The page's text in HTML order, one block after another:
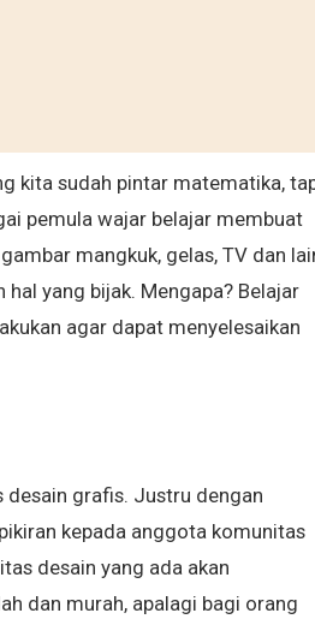
kita sudah pintar matematika,
pemula wajar belajar membuat
mangkuk, gelas, TV dan
yang bijak. Mengapa? Belajar
agar dapat menyelesaikan
grafis. Justru dengan
kepada anggota komunitas
desain yang ada akan
dan murah, apalagi bagi orang